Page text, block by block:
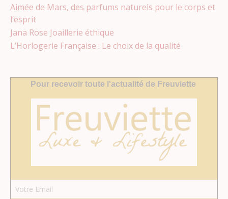
Aimée de Mars, des parfums naturels pour le corps et
l’esprit
Jana Rose Joaillerie éthique
L’Horlogerie Française : Le choix de la qualité